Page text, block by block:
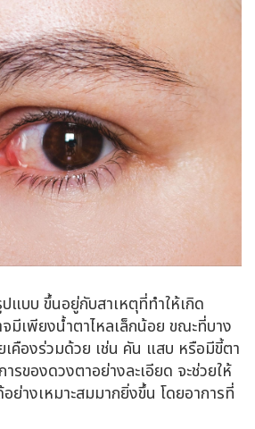
แบบ ขึ้นอยู่กับสาเหตุที่ทำให้เกิด
จมีเพียงน้ำตาไหลเล็กน้อย ขณะที่บาง
เคืองร่วมด้วย เช่น คัน แสบ หรือมีขี้ตา
รของดวงตาอย่างละเอียด จะช่วยให้
ย่างเหมาะสมมากยิ่งขึ้น โดยอาการที่